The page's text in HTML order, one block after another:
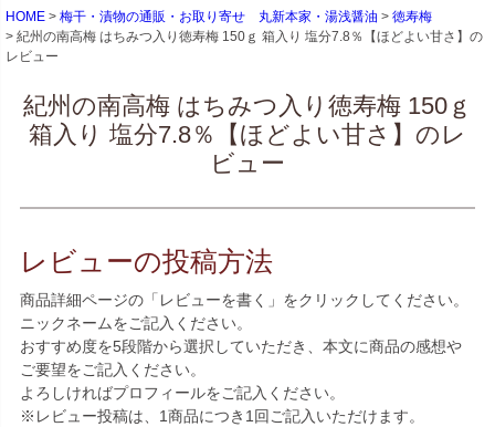
HOME 梅干・漬物の通販・お取り寄せ 丸新本家・湯浅醤油
徳寿梅
紀州の南高梅 はちみつ入り徳寿梅 150ｇ 箱入り 塩分7.8％【ほどよい甘さ】の
レビュー
紀州の南高梅 はちみつ入り徳寿梅 150ｇ
箱入り 塩分7.8％【ほどよい甘さ】のレ
ビュー
レビューの投稿方法
商品詳細ページの「レビューを書く」をクリックしてください。
ニックネームをご記入ください。
おすすめ度を5段階から選択していただき、本文に商品の感想や
ご要望をご記入ください。
よろしければプロフィールをご記入ください。
※レビュー投稿は、1商品につき1回ご記入いただけます。